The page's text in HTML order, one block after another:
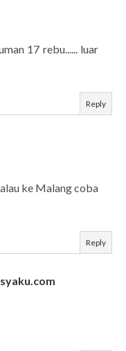
17 rebu...... luar
Reply
ke Malang coba
Reply